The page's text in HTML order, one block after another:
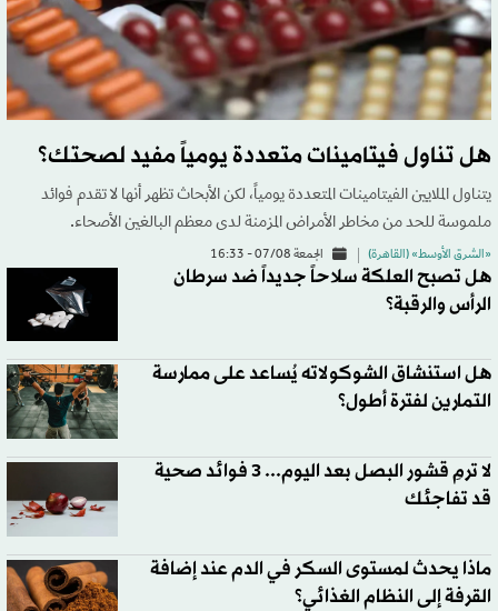
هل تناول فيتامينات متعددة يومياً مفيد لصحتك؟
يتناول الملايين الفيتامينات المتعددة يومياً، لكن الأبحاث تظهر أنها لا تقدم فوائد
ملموسة للحد من مخاطر الأمراض المزمنة لدى معظم البالغين الأصحاء.
«الشرق الأوسط» (القاهرة) الجمعة 07/08 - 16:33
هل تصبح العلكة سلاحاً جديداً ضد سرطان
الرأس والرقبة؟
هل استنشاق الشوكولاته يُساعد على ممارسة
التمارين لفترة أطول؟
لا ترمِ قشور البصل بعد اليوم... 3 فوائد صحية
قد تفاجئك
ماذا يحدث لمستوى السكر في الدم عند إضافة
القرفة إلى النظام الغذائي؟